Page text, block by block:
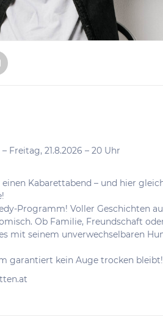
Freitag, 21.8.2026 – 20 Uhr
Kabarettabend – und hier
Programm! Voller Geschichten
Ob Familie, Freundschaft
mit seinem unverwechselbaren
garantiert kein Auge trocken bleibt!